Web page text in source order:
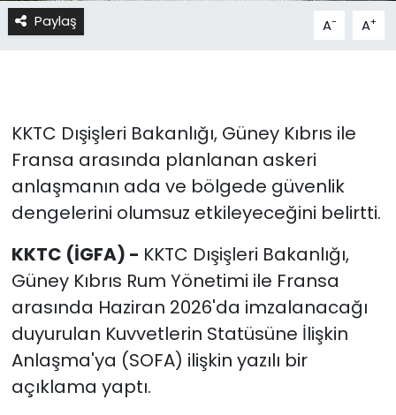
Paylaş A- A+
KKTC Dışişleri Bakanlığı, Güney Kıbrıs ile
Fransa arasında planlanan askeri
anlaşmanın ada ve bölgede güvenlik
dengelerini olumsuz etkileyeceğini belirtti.
KKTC (İGFA) - KKTC Dışişleri Bakanlığı,
Güney Kıbrıs Rum Yönetimi ile Fransa
arasında Haziran 2026'da imzalanacağı
duyurulan Kuvvetlerin Statüsüne İlişkin
Anlaşma'ya (SOFA) ilişkin yazılı bir
açıklama yaptı.